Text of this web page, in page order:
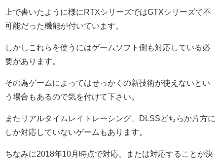
上で書いたように様にRTXシリーズではGTXシリーズで不
可能だった機能が付いています。
しかしこれらを使うにはゲームソフト側も対応している必
要があります。
その為ゲームによってはせっかくの新技術が使えないとい
う場合もあるので気を付けて下さい。
またリアルタイムレイトレーシング、DLSSどちらか片方に
しか対応していないゲームもあります。
ちなみに2018年10月時点で対応、または対応することが決